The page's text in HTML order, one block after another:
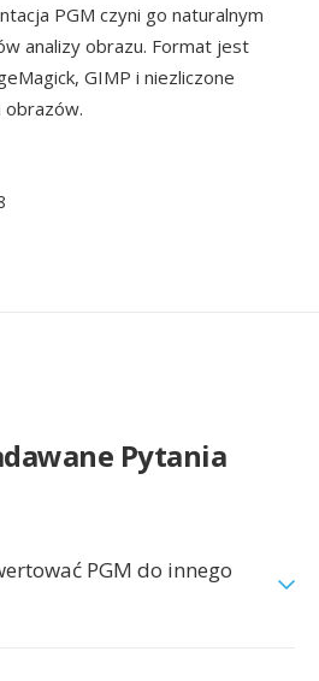
PGM czyni go naturalnym
analizy obrazu. Format jest
GIMP i niezliczone
Pytania
PGM do innego